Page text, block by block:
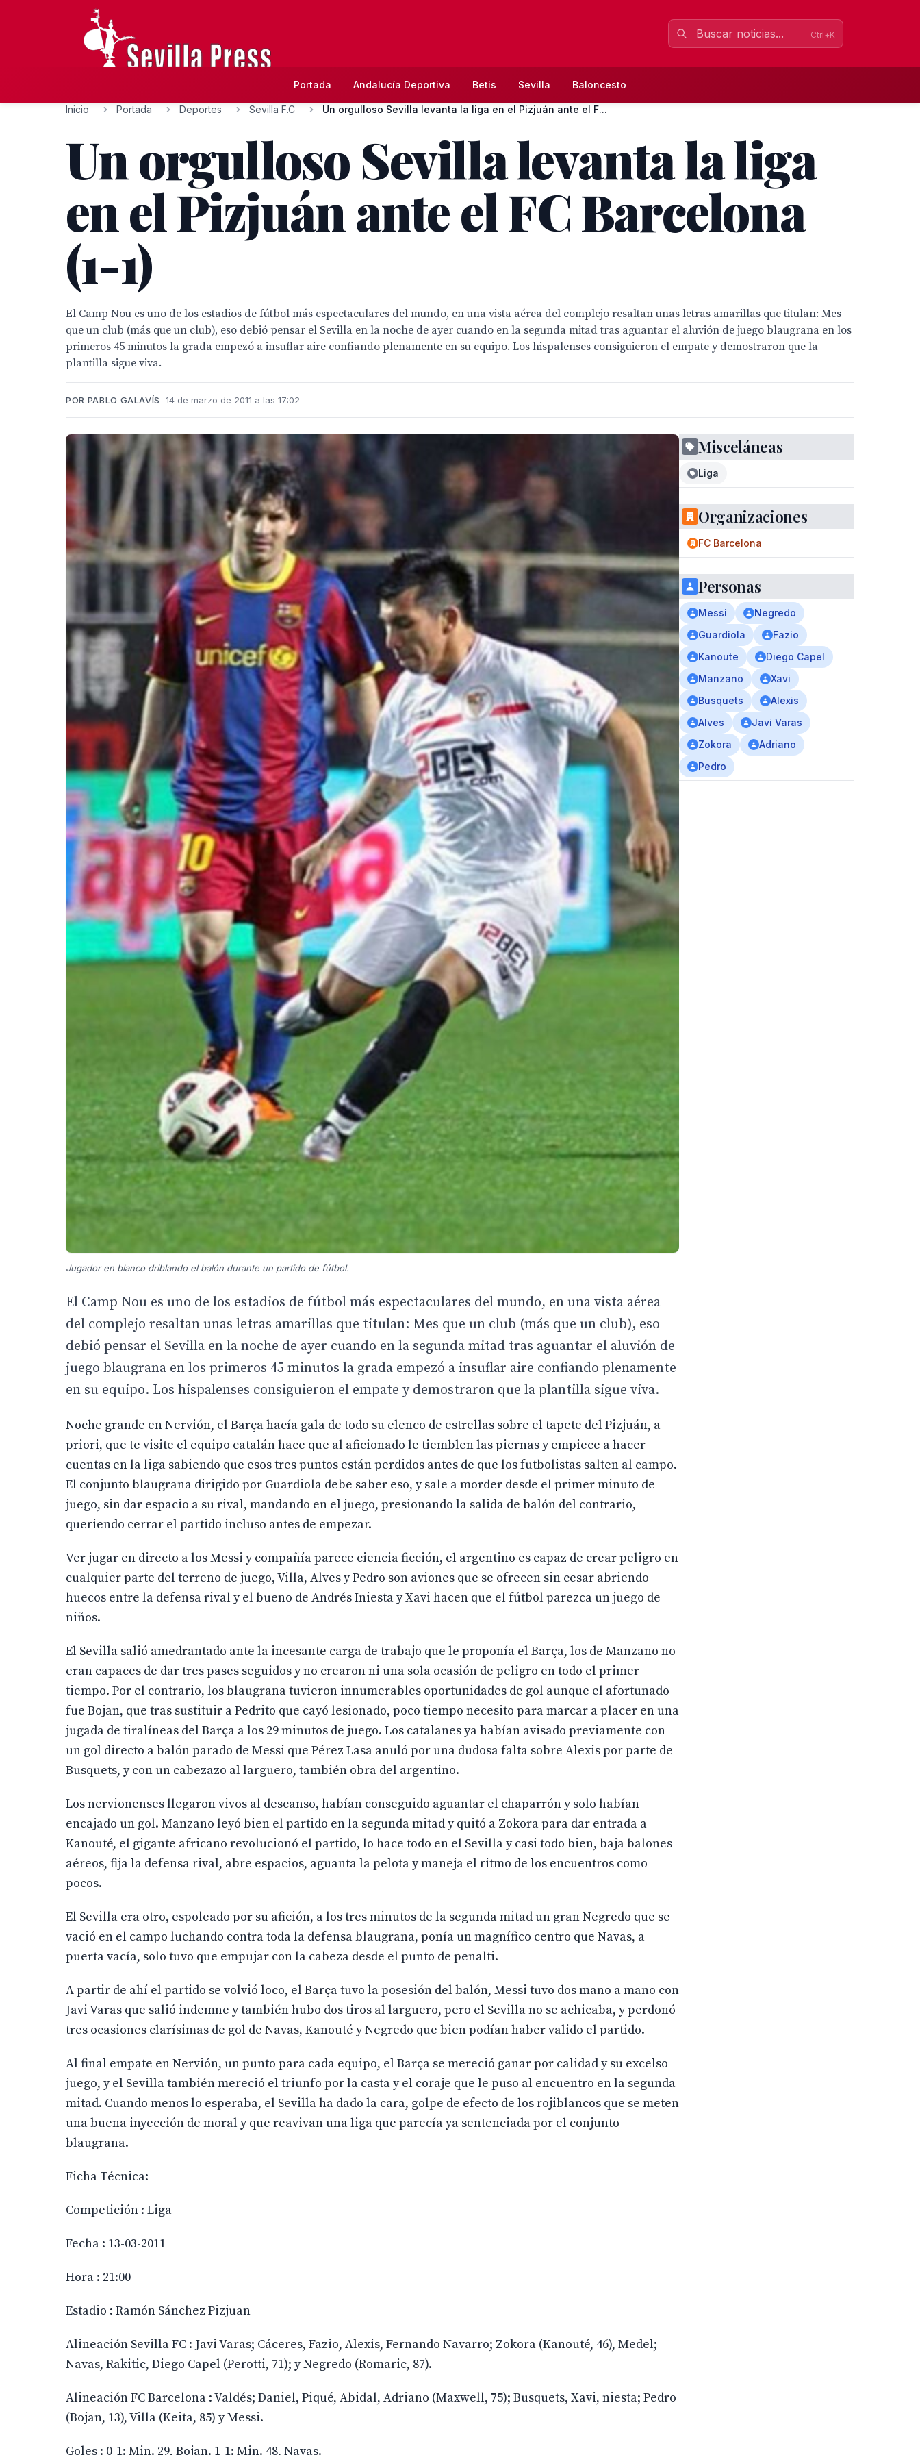
Ctrl+K
Portada Andalucía Deportiva Betis Sevilla Baloncesto
Inicio Portada Deportes Sevilla F.C Un orgulloso Sevilla levanta la liga en el Pizjuán ante el F...
Un orgulloso Sevilla levanta la liga
en el Pizjuán ante el FC Barcelona
(1-1)
El Camp Nou es uno de los estadios de fútbol más espectaculares del mundo, en una vista aérea del complejo resaltan unas letras amarillas que titulan: Mes
que un club (más que un club), eso debió pensar el Sevilla en la noche de ayer cuando en la segunda mitad tras aguantar el aluvión de juego blaugrana en los
primeros 45 minutos la grada empezó a insuflar aire confiando plenamente en su equipo. Los hispalenses consiguieron el empate y demostraron que la
plantilla sigue viva.
POR PABLO GALAVÍS 14 de marzo de 2011 a las 17:02
Jugador en blanco driblando el balón durante un partido de fútbol.
El Camp Nou es uno de los estadios de fútbol más espectaculares del mundo, en una vista aérea
del complejo resaltan unas letras amarillas que titulan: Mes que un club (más que un club), eso
debió pensar el Sevilla en la noche de ayer cuando en la segunda mitad tras aguantar el aluvión de
juego blaugrana en los primeros 45 minutos la grada empezó a insuflar aire confiando plenamente
en su equipo. Los hispalenses consiguieron el empate y demostraron que la plantilla sigue viva.
Noche grande en Nervión, el Barça hacía gala de todo su elenco de estrellas sobre el tapete del Pizjuán, a
priori, que te visite el equipo catalán hace que al aficionado le tiemblen las piernas y empiece a hacer
cuentas en la liga sabiendo que esos tres puntos están perdidos antes de que los futbolistas salten al campo.
El conjunto blaugrana dirigido por Guardiola debe saber eso, y sale a morder desde el primer minuto de
juego, sin dar espacio a su rival, mandando en el juego, presionando la salida de balón del contrario,
queriendo cerrar el partido incluso antes de empezar.
Ver jugar en directo a los Messi y compañía parece ciencia ficción, el argentino es capaz de crear peligro en
cualquier parte del terreno de juego, Villa, Alves y Pedro son aviones que se ofrecen sin cesar abriendo
huecos entre la defensa rival y el bueno de Andrés Iniesta y Xavi hacen que el fútbol parezca un juego de
niños.
El Sevilla salió amedrantado ante la incesante carga de trabajo que le proponía el Barça, los de Manzano no
eran capaces de dar tres pases seguidos y no crearon ni una sola ocasión de peligro en todo el primer
tiempo. Por el contrario, los blaugrana tuvieron innumerables oportunidades de gol aunque el afortunado
fue Bojan, que tras sustituir a Pedrito que cayó lesionado, poco tiempo necesito para marcar a placer en una
jugada de tiralíneas del Barça a los 29 minutos de juego. Los catalanes ya habían avisado previamente con
un gol directo a balón parado de Messi que Pérez Lasa anuló por una dudosa falta sobre Alexis por parte de
Busquets, y con un cabezazo al larguero, también obra del argentino.
Los nervionenses llegaron vivos al descanso, habían conseguido aguantar el chaparrón y solo habían
encajado un gol. Manzano leyó bien el partido en la segunda mitad y quitó a Zokora para dar entrada a
Kanouté, el gigante africano revolucionó el partido, lo hace todo en el Sevilla y casi todo bien, baja balones
aéreos, fija la defensa rival, abre espacios, aguanta la pelota y maneja el ritmo de los encuentros como
pocos.
El Sevilla era otro, espoleado por su afición, a los tres minutos de la segunda mitad un gran Negredo que se
vació en el campo luchando contra toda la defensa blaugrana, ponía un magnífico centro que Navas, a
puerta vacía, solo tuvo que empujar con la cabeza desde el punto de penalti.
A partir de ahí el partido se volvió loco, el Barça tuvo la posesión del balón, Messi tuvo dos mano a mano con
Javi Varas que salió indemne y también hubo dos tiros al larguero, pero el Sevilla no se achicaba, y perdonó
tres ocasiones clarísimas de gol de Navas, Kanouté y Negredo que bien podían haber valido el partido.
Al final empate en Nervión, un punto para cada equipo, el Barça se mereció ganar por calidad y su excelso
juego, y el Sevilla también mereció el triunfo por la casta y el coraje que le puso al encuentro en la segunda
mitad. Cuando menos lo esperaba, el Sevilla ha dado la cara, golpe de efecto de los rojiblancos que se meten
una buena inyección de moral y que reavivan una liga que parecía ya sentenciada por el conjunto
blaugrana.
Ficha Técnica:
Competición : Liga
Fecha : 13-03-2011
Hora : 21:00
Estadio : Ramón Sánchez Pizjuan
Alineación Sevilla FC : Javi Varas; Cáceres, Fazio, Alexis, Fernando Navarro; Zokora (Kanouté, 46), Medel;
Navas, Rakitic, Diego Capel (Perotti, 71); y Negredo (Romaric, 87).
Alineación FC Barcelona : Valdés; Daniel, Piqué, Abidal, Adriano (Maxwell, 75); Busquets, Xavi, niesta; Pedro
(Bojan, 13), Villa (Keita, 85) y Messi.
Goles : 0-1: Min. 29, Bojan. 1-1: Min. 48, Navas.
Misceláneas
Liga
Organizaciones
FC Barcelona
Personas
Messi
Negredo
Guardiola
Fazio
Kanoute
Diego Capel
Manzano
Xavi
Busquets
Alexis
Alves
Javi Varas
Zokora
Adriano
Pedro